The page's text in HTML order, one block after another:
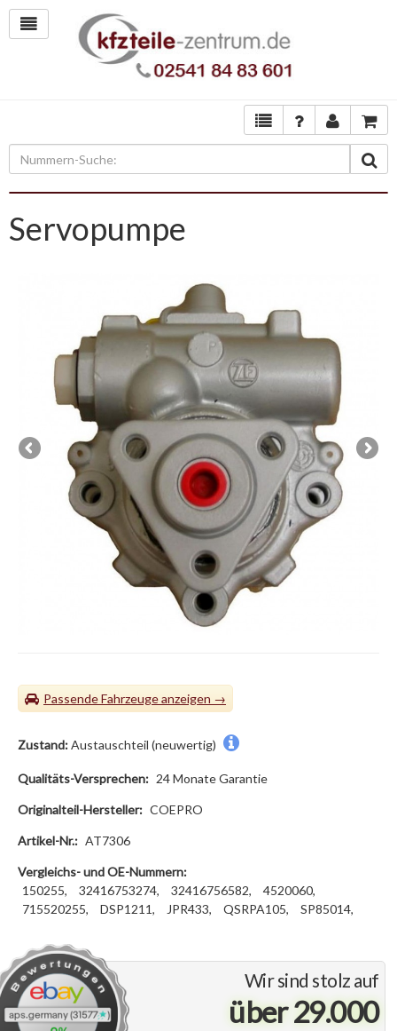
Servopumpe
Passende Fahrzeuge
Wir sind stolz auf
über 29.000
Zustand:Austauschteil (neuwertig)
Qualitäts-Versprechen: 24 Monate Garantie
Originalteil-Hersteller: COEPRO
Artikel-Nr.: AT7306
Vergleichs- und OE-Nummern:
150255,
32416753274, 32416756582,
4520060,
715520255,
DSP1211, JPR433, QSRPA105, SP85014,